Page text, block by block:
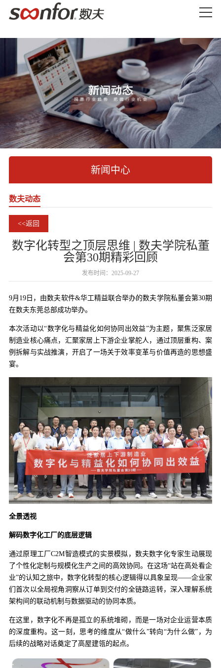
新闻中心
数夫动态
<<返回
数字化转型之顶层思维 | 数夫学院私董
会第30期精彩回顾
发布时间：2025-09-27
9月19日，由数夫软件&华工精益联合举办的数夫学院私董会第30期
在数夫东莞总部成功举办。
本次活动以“数字化与精益化如何协同出效益”为主题，聚焦泛家居
制造业核心痛点，汇聚家居上下游企业掌舵人，通过顶层重构、案
例拆解与实战推演，开启了一场关于效率变革与价值再造的思想盛
宴。
全景透视
解码数字化工厂的底层逻辑
通过原理工厂C2M智造模式的实景模拟，数夫数字化专家生动展现
了个性化定制与规模化生产之间的高效协同。在这场“站在高处看企
业”的认知之旅中，数字化转型的核心逻辑得以具象呈现——企业家
们首次以全局视角洞察从订单到交付的全链路运转，深入理解系统
架构间的联动机制与数据驱动的协同本质。
在这里，数字化不再是孤立的系统堆砌，而是一场对企业运营本质
的深度重构。这一刻，思考的维度从“做什么”转向“为什么做”，为
后续的战略对话奠定了高屋建瓴的起点。